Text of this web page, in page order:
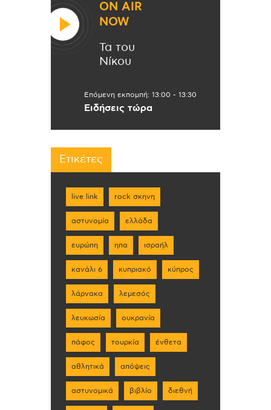
ON AIR
NOW
Τα του
Νίκου
Επόμενη εκπομπή: 13:00 - 13:30
Ειδήσεις τώρα
Ετικέτες
live link rock σκηνη
αστυνομία ελλάδα
ευρώπη ηπα ισραήλ
κανάλι 6 κυπριακό κύπρος
λάρνακα λεμεσός
λευκωσία ουκρανία
πάφος τουρκία ένθετα
αθλητικά απόψεις
αστυνομικά βιβλίο διεθνή